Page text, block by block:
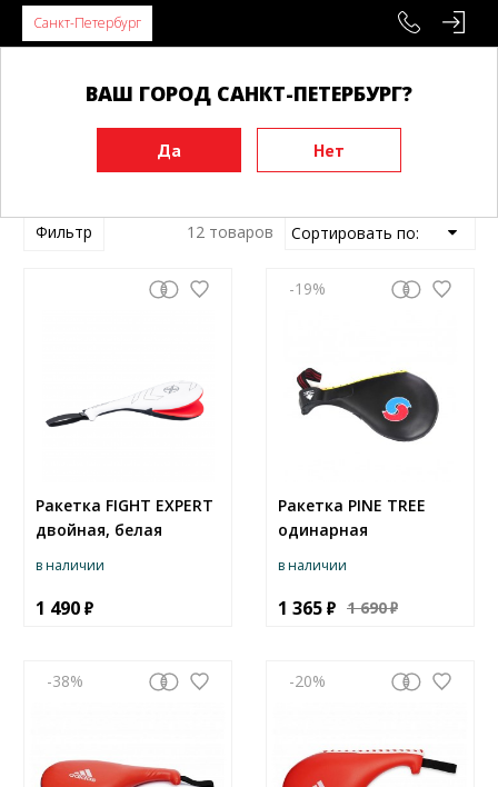
Санкт-Петербург
ВАШ ГОРОД САНКТ-ПЕТЕРБУРГ?
Главная Лапы, ракетки, макивары Ракетки
Ракетки
Фильтр 12 товаров
Ракетка FIGHT EXPERT
двойная, белая
в наличии
1 490
-19
Ракетка PINE TREE
одинарная
в наличии
1 365 1 690
-38 -20